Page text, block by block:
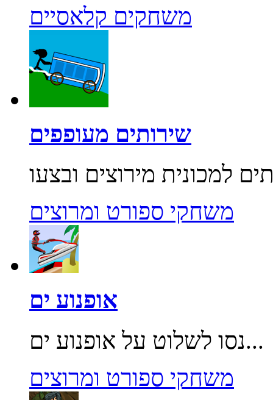
משחקים קלאסיים
שירותים מעופפים
משחקי ספורט ומרוצים
אופנוע ים
נסו לשלוט על אופנוע ים...
משחקי ספורט ומרוצים